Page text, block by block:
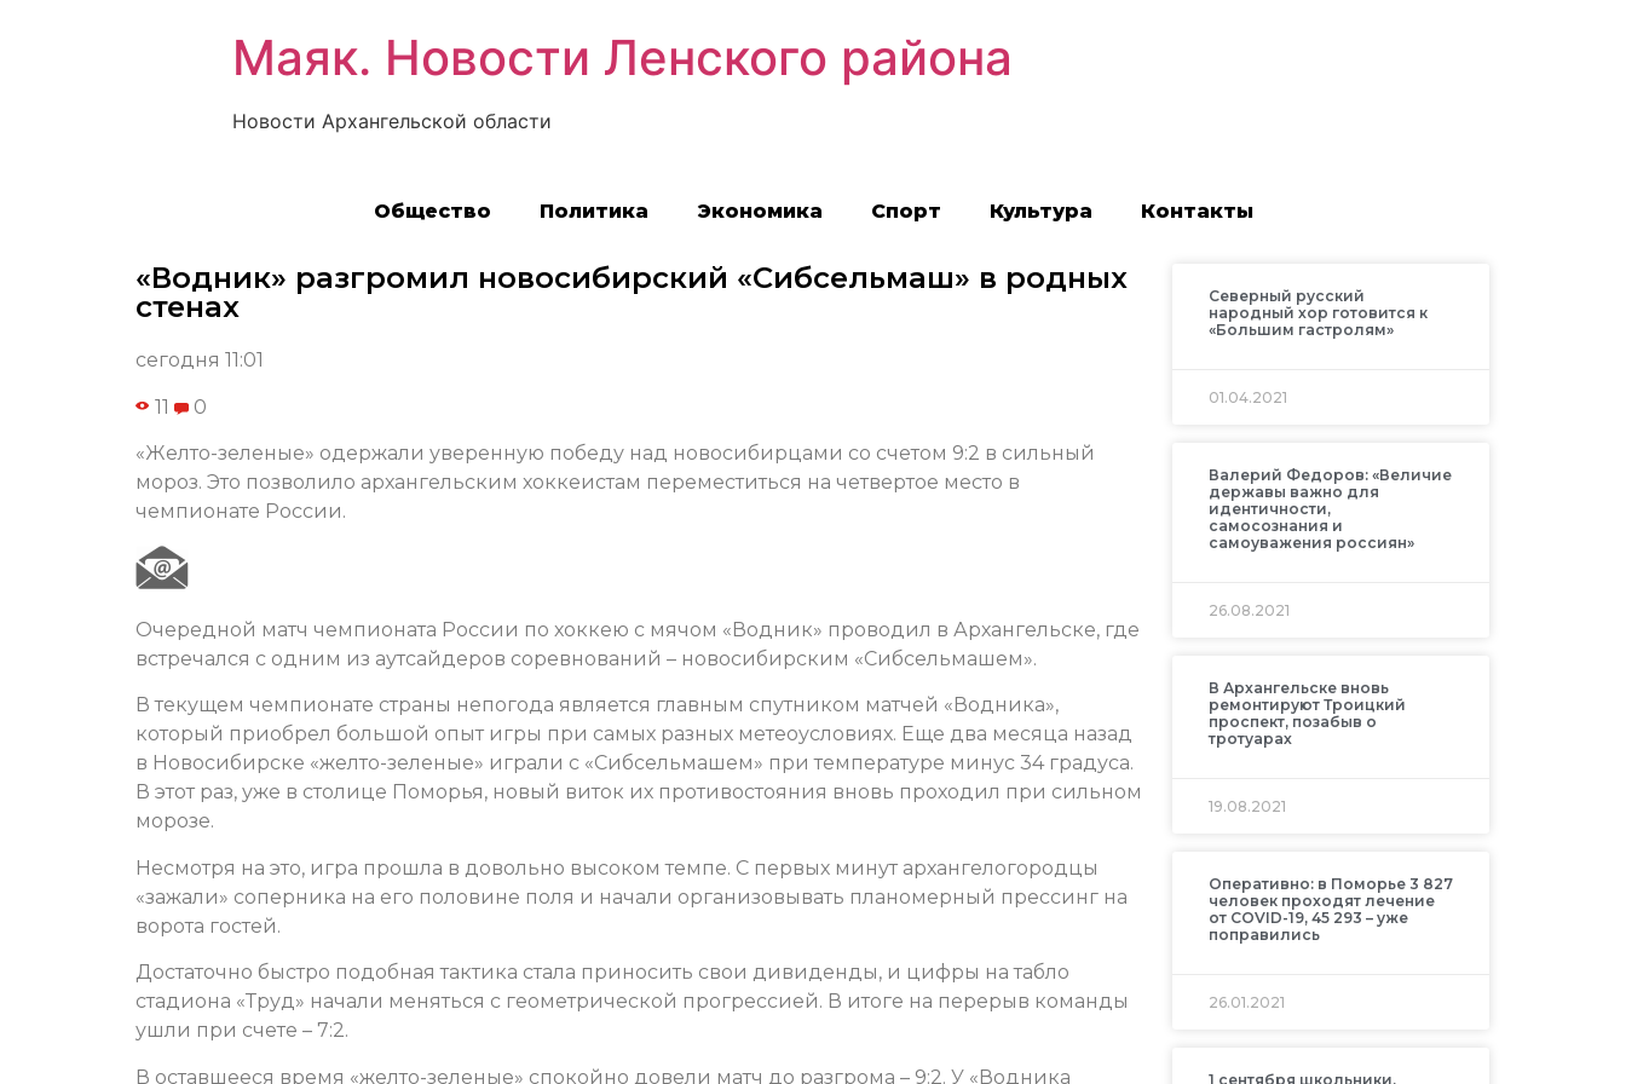
Маяк. Новости Ленского района
Новости Архангельской области
Общество Политика Экономика Спорт Культура Контакты
«Водник» разгромил новосибирский «Сибсельмаш» в родных
стенах
сегодня 11:01
11 0
«Желто-зеленые» одержали уверенную победу над новосибирцами со счетом 9:2 в сильный
мороз. Это позволило архангельским хоккеистам переместиться на четвертое место в
чемпионате России.
Очередной матч чемпионата России по хоккею с мячом «Водник» проводил в Архангельске, где
встречался с одним из аутсайдеров соревнований – новосибирским «Сибсельмашем».
В текущем чемпионате страны непогода является главным спутником матчей «Водника»,
который приобрел большой опыт игры при самых разных метеоусловиях. Еще два месяца назад
в Новосибирске «желто-зеленые» играли с «Сибсельмашем» при температуре минус 34 градуса.
В этот раз, уже в столице Поморья, новый виток их противостояния вновь проходил при сильном
морозе.
Несмотря на это, игра прошла в довольно высоком темпе. С первых минут архангелогородцы
«зажали» соперника на его половине поля и начали организовывать планомерный прессинг на
ворота гостей.
Достаточно быстро подобная тактика стала приносить свои дивиденды, и цифры на табло
стадиона «Труд» начали меняться с геометрической прогрессией. В итоге на перерыв команды
ушли при счете – 7:2.
В оставшееся время «желто-зеленые» спокойно довели матч до разгрома – 9:2. У «Водника
Северный русский
народный хор готовится к
«Большим гастролям»
01.04.2021
Валерий Федоров: «Величие
державы важно для
идентичности,
самосознания и
самоуважения россиян»
26.08.2021
В Архангельске вновь
ремонтируют Троицкий
проспект, позабыв о
тротуарах
19.08.2021
Оперативно: в Поморье 3 827
человек проходят лечение
от COVID-19, 45 293 – уже
поправились
26.01.2021
1 сентября школьники,